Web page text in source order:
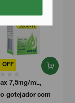
mL,
com